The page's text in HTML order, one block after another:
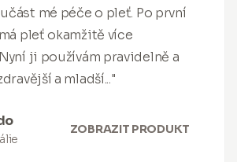
mé péče o pleť. Po první
pleť okamžitě více
ji používám pravidelně a
a mladší..."
ZOBRAZIT PRODUKT